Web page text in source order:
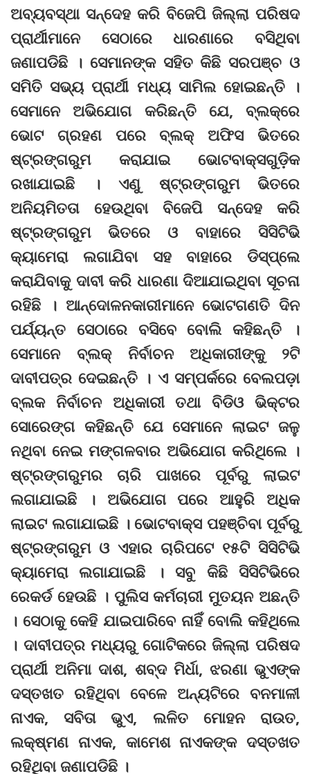
ଅବ୍ୟବସ୍ଥା ସନ୍ଦେହ କରି ବିଜେପି ଜିଲ୍ଲା ପରିଷଦ
ପ୍ରାର୍ଥୀମାନେ ସେଠାରେ ଧାରଣାରେ ବସିଥିବା
ଜଣାପଡିଛି । ସେମାନଙ୍କ ସହିତ କିଛି ସରପଞ୍ଚ ଓ
ସମିତି ସଭ୍ୟ ପ୍ରାର୍ଥୀ ମଧ୍ୟ ସାମିଲ ହୋଇଛନ୍ତି ।
ସେମାନେ ଅଭିଯୋଗ କରିଛନ୍ତି ଯେ, ବ୍ଲକ୍‌ରେ
ଭୋଟ ଗ୍ରହଣ ପରେ ବ୍ଲକ୍‌ ଅଫିସ ଭିତରେ
ଷ୍ଟ୍ରଙ୍ଗରୁମ କରାଯାଇ ଭୋଟବାକ୍ସଗୁଡ଼ିକ
ରଖାଯାଇଛି । ଏଣୁ ଷ୍ଟ୍ରଙ୍ଗରୁମ ଭିତରେ
ଅନିୟମିତତା ହେଉଥିବା ବିଜେପି ସନ୍ଦେହ କରି
ଷ୍ଟ୍ରଙ୍ଗରୁମ ଭିତରେ ଓ ବାହାରେ ସିସିଟିଭି
କ୍ୟାମେରା ଲଗାଯିବା ସହ ବାହାରେ ଡିସ୍‌ପ୍ଲେ
କରାଯିବାକୁ ଦାବୀ କରି ଧାରଣା ଦିଆଯାଇଥିବା ସୂଚନା
ରହିଛି । ଆନ୍ଦୋଳନକାରୀମାନେ ଭୋଟଗଣତି ଦିନ
ପର୍ଯ୍ୟନ୍ତ ସେଠାରେ ବସିବେ ବୋଲି କହିଛନ୍ତି ।
ସେମାନେ ବ୍ଲକ୍‌ ନିର୍ବାଚନ ଅଧିକାରୀଙ୍କୁ ୨ଟି
ଦାବୀପତ୍ର ଦେଇଛନ୍ତି । ଏ ସମ୍ପର୍କରେ ବେଲପଡ଼ା
ବ୍ଲକ ନିର୍ବାଚନ ଅଧିକାରୀ ତଥା ବିଡିଓ ଭିକ୍ଟର
ସୋରେଙ୍ଗ କହିଛନ୍ତି ଯେ ସେମାନେ ଲାଇଟ ଜଳୁ
ନଥିବା ନେଇ ମଙ୍ଗଳବାର ଅଭିଯୋଗ କରିଥିଲେ ।
ଷ୍ଟ୍ରଙ୍ଗରୁମର ଚାରି ପାଖରେ ପୂର୍ବରୁ ଲାଇଟ
ଲଗାଯାଇଛି । ଅଭିଯୋଗ ପରେ ଆହୁରି ଅଧିକ
ଲାଇଟ ଲଗାଯାଇଛି । ଭୋଟବାକ୍ସ ପହଞ୍ଚିବା ପୂର୍ବରୁ
ଷ୍ଟ୍ରଙ୍ଗରୁମ ଓ ଏହାର ଚାରିପଟେ ୧୫ଟି ସିସିଟିଭି
କ୍ୟାମେରା ଲଗାଯାଇଛି । ସବୁ କିଛି ସିସିଟିଭିରେ
ରେକର୍ଡ ହେଉଛି । ପୁଲିସ କର୍ମଚାରୀ ମୁତୟନ ଅଛନ୍ତି
। ସେଠାକୁ କେହି ଯାଇପାରିବେ ନାହିଁ ବୋଲି କହିଥିଲେ
। ଦାବୀପତ୍ର ମଧ୍ୟରୁ ଗୋଟିକରେ ଜିଲ୍ଲା ପରିଷଦ
ପ୍ରାର୍ଥୀ ଅନିମା ଦାଶ, ଶବ୍ଦ ମିର୍ଧା, ଝରଣା ଭୁଏଙ୍କ
ଦସ୍ତଖତ ରହିଥିବା ବେଳେ ଅନ୍ୟଟିରେ ବନମାଳୀ
ନାଏକ, ସବିତା ଭୁଏ, ଲଳିତ ମୋହନ ରାଉତ,
ଲକ୍ଷ୍ମଣ ନାଏକ, କାମେଶ ନାଏକଙ୍କ ଦସ୍ତଖତ
ରହିଥିବା ଜଣାପଡିଛି ।